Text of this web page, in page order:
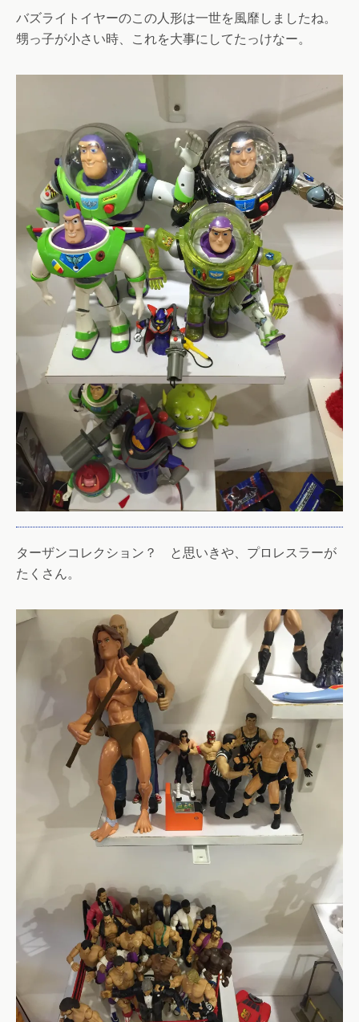
バズライトイヤーのこの人形は一世を風靡しましたね。
甥っ子が小さい時、これを大事にしてたっけなー。
ターザンコレクション？ と思いきや、プロレスラーが
たくさん。